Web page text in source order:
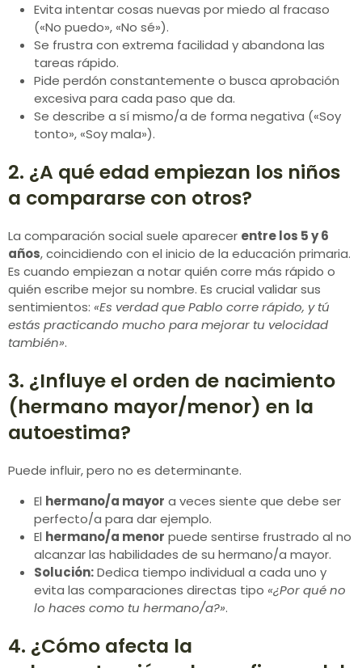
Evita intentar cosas nuevas por miedo al fracaso
(«No puedo», «No sé»).
Se frustra con extrema facilidad y abandona las
tareas rápido.
Pide perdón constantemente o busca aprobación
excesiva para cada paso que da.
Se describe a sí mismo/a de forma negativa («Soy
tonto», «Soy mala»).
2. ¿A qué edad empiezan los niños
a compararse con otros?
La comparación social suele aparecer entre los 5 y 6
años, coincidiendo con el inicio de la educación primaria.
Es cuando empiezan a notar quién corre más rápido o
quién escribe mejor su nombre. Es crucial validar sus
sentimientos: «Es verdad que Pablo corre rápido, y tú
estás practicando mucho para mejorar tu velocidad
también».
3. ¿Influye el orden de nacimiento
(hermano mayor/menor) en la
autoestima?
Puede influir, pero no es determinante.
El hermano/a mayor a veces siente que debe ser
perfecto/a para dar ejemplo.
El hermano/a menor puede sentirse frustrado al no
alcanzar las habilidades de su hermano/a mayor.
Solución:Dedica tiempo individual a cada uno y
evita las comparaciones directas tipo «¿Por qué no
lo haces como tu hermano/a?».
4. ¿Cómo afecta la